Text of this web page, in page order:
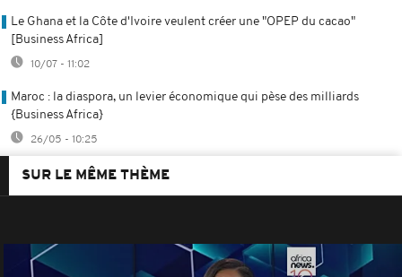
Le Ghana et la Côte d'Ivoire veulent créer une "OPEP du cacao"
[Business Africa]
10/07 - 11:02
Maroc : la diaspora, un levier économique qui pèse des milliards
{Business Africa}
26/05 - 10:25
SUR LE MÊME THÈME